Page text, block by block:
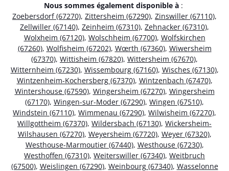
Nous sommes également disponible à :
Zoebersdorf (67270), Zittersheim (67290), Zinswiller (67110),
Zellwiller (67140), Zeinheim (67310), Zehnacker (67310),
Wolxheim (67120), Wolschheim (67700), Wolfskirchen
(67260), Wolfisheim (67202), Wœrth (67360), Wiwersheim
(67370), Wittisheim (67820), Wittersheim (67670),
Witternheim (67230), Wissembourg (67160), Wisches (67130),
Wintzenheim-Kochersberg (67370), Wintzenbach (67470),
Wintershouse (67590), Wingersheim (67270), Wingersheim
(67170), Wingen-sur-Moder (67290), Wingen (67510),
Windstein (67110), Wimmenau (67290), Wilwisheim (67270),
Willgottheim (67370), Wildersbach (67130), Wickersheim-
Wilshausen (67270), Weyersheim (67720), Weyer (67320),
Westhouse-Marmoutier (67440), Westhouse (67230),
Westhoffen (67310), Weiterswiller (67340), Weitbruch
(67500), Weislingen (67290), Weinbourg (67340), Wasselonne